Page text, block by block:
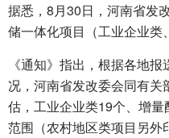
据悉，8月30日，河南省发
储一体化项目（工业企业类
《通知》指出，根据各地
况，河南省发改委会同有
估，工业企业类19个、增
范围（农村地区类项目另外